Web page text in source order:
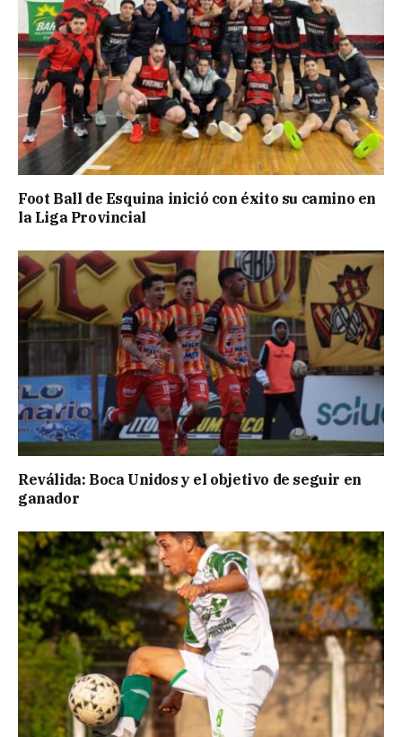
Foot Ball de Esquina inició con éxito su camino en
la Liga Provincial
Reválida: Boca Unidos y el objetivo de seguir en
ganador